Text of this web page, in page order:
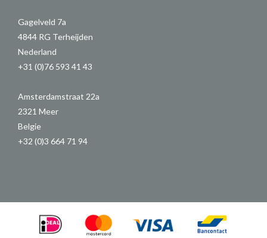
Gagelveld 7a
4844 RG Terheijden
Nederland
+31 (0)76 593 41 43
Amsterdamstraat 22a
2321 Meer
Belgie
+32 (0)3 664 71 94